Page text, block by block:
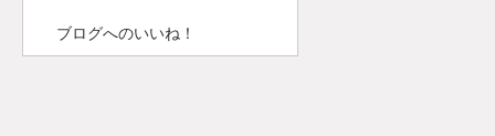
ブログへのいいね！